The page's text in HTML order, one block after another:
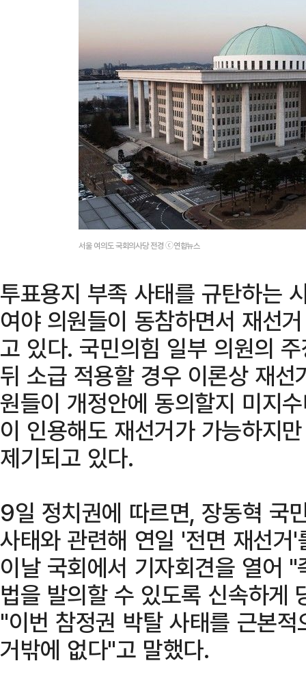
서울 여의도 국회의사당 전경 ⓒ연합뉴스
투표용지 부족 사태를 규탄하는
여야 의원들이 동참하면서 재선
고 있다. 국민의힘 일부 의원의
뒤 소급 적용할 경우 이론상 재
원들이 개정안에 동의할지 미지
이 인용해도 재선거가 가능하지
제기되고 있다.
9일 정치권에 따르면, 장동혁 국
사태와 관련해 연일 '전면 재선거
이날 국회에서 기자회견을 열어
법을 발의할 수 있도록 신속하게
"이번 참정권 박탈 사태를 근본
거밖에 없다"고 말했다.